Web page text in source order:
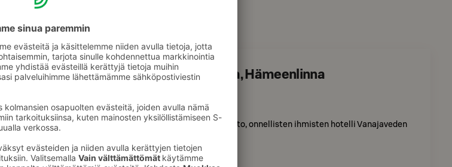
Original Sokos Hotel Vaakuna, Hämeenlinna
Original Sokos Hotel Vaakuna on aidosti rento, onnellisten ihmisten hotelli Vanajaveden